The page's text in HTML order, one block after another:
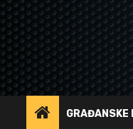
GRAĐANSKE